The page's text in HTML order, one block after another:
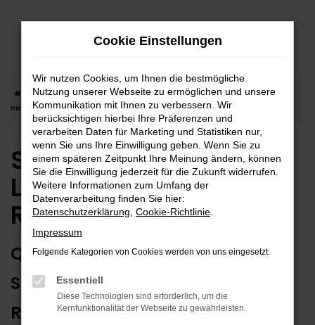
Zum
Startseite Reutlingen Suzuki
Suzuki Neuwagen | Lieferservice
nach Reutlingen
Suzuki Neuwagen |
Lieferservice nach
Reutlingen
QUALITÄT MIT AUSRUFEZEICHEN:
SUZUKI NEUWAGEN FÜR
REUTLINGEN
Cookie Einstellungen
Wir nutzen Cookies, um Ihnen die bestmögliche
Nutzung unserer Webseite zu ermöglichen und unsere
Kommunikation mit Ihnen zu verbessern. Wir
berücksichtigen hierbei Ihre Präferenzen und
verarbeiten Daten für Marketing und Statistiken nur,
wenn Sie uns Ihre Einwilligung geben. Wenn Sie zu
einem späteren Zeitpunkt Ihre Meinung ändern, können
Sie die Einwilligung jederzeit für die Zukunft widerrufen.
Weitere Informationen zum Umfang der
Datenverarbeitung finden Sie hier:
Datenschutzerklärung Cookie-Richtlinie
Impressum
Folgende Kategorien von Cookies werden von uns eingesetzt:
Essentiell
Diese Technologien sind erforderlich, um die
Kernfunktionalität der Webseite zu gewährleisten.